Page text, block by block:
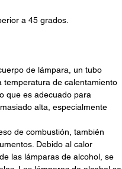
a 45 grados.
de lámpara, un tubo
temperatura de calentamiento
que es adecuado para
alta, especialmente
de combustión, también
Debido al calor
las lámparas de alcohol, se